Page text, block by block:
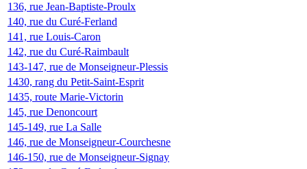
136, rue Jean-Baptiste-Proulx
140, rue du Curé-Ferland
141, rue Louis-Caron
142, rue du Curé-Raimbault
143-147, rue de Monseigneur-Plessis
1430, rang du Petit-Saint-Esprit
1435, route Marie-Victorin
145, rue Denoncourt
145-149, rue La Salle
146, rue de Monseigneur-Courchesne
146-150, rue de Monseigneur-Signay